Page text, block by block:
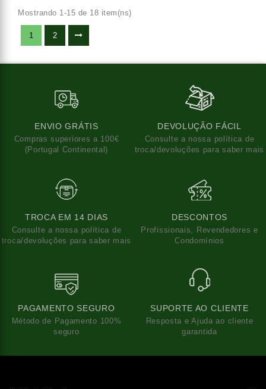
Mostrando 1-15 de 18 item(ns)
1 2
ENVIO GRÁTIS
Compras superiores a 100€
(Portugal Continental)
DEVOLUÇÃO FÁCIL
Consulte a nossa política de
troca/devoluções para saber mais
TROCA EM 14 DIAS
Consulte a nossa política de
troca/devoluções para saber mais
DESCONTOS
Profissionais, Revendedores e
Condomínios
PAGAMENTO SEGURO
Método de Pagamento 100%
seguro
SUPORTE AO CLIENTE
Resposta e Ajuda ao cliente
garantida